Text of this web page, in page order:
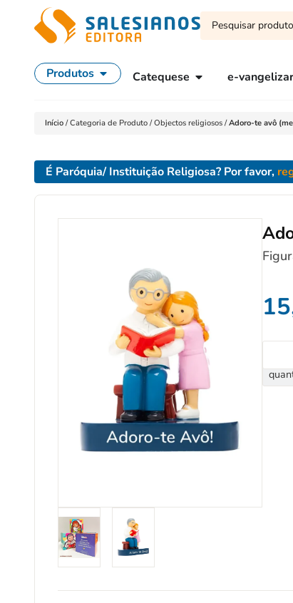
Produtos Catequese e-
Início /Categoria de Produto /Objectos religiosos /Adoro-te avô
É Paróquia/ Instituição Religiosa? Por favor,